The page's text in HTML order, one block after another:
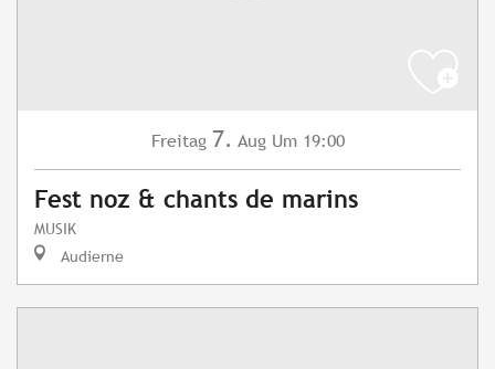
Freitag 7. Aug Um 19:00
Fest noz & chants de marins
MUSIK
Audierne